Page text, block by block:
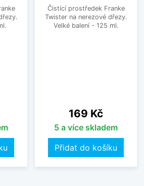
Čistící prostředek Franke
Twister na nerezové dřezy.
Velké balení - 125 ml.
Cena
169 Kč
5 a více skladem
Přidat do košíku